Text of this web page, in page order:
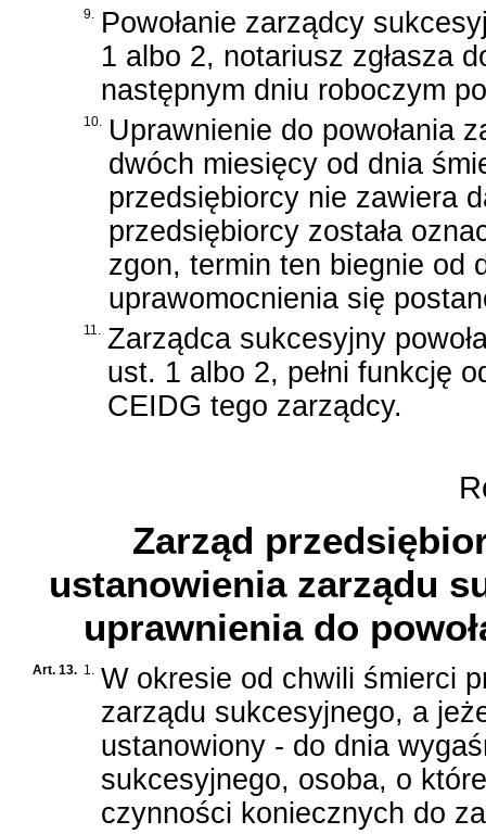
9. Powołanie zarządcy
1 albo 2, notariusz zgłasza
następnym dniu roboczym
10. Uprawnienie do powołania
dwóch miesięcy od dnia
przedsiębiorcy nie zawiera
przedsiębiorcy została
zgon, termin ten biegnie od
uprawomocnienia się
11. Zarządca sukcesyjny
ust. 1 albo 2, pełni funkcję
CEIDG tego zarządcy.
Zarząd
ustanowienia zarządu
uprawnienia do
Art. 13. 1. W okresie od chwili śmierci
zarządu sukcesyjnego, a
ustanowiony - do dnia
sukcesyjnego, osoba, o
czynności koniecznych do